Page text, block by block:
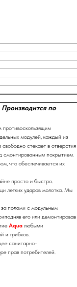
по
противоскользящим
модулей, каждый из
стекает в отверстия
смонтированным покрытием.
что обеспечивается их
просто и быстро.
легких ударов молотка. Мы
за полами с модульным
его или демонтировав
Aqua любыми
и грибков.
санитарно-
прав потребителей.